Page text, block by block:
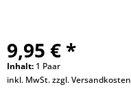
9,95 € *
Inhalt: 1 Paar
inkl. MwSt.zzgl. Versandkosten